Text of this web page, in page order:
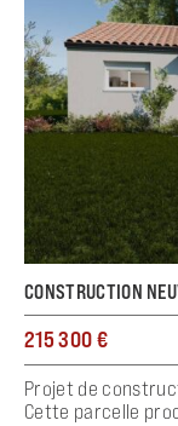
CONSTRUCTION
215 300 €
Projet de
Cette parcelle